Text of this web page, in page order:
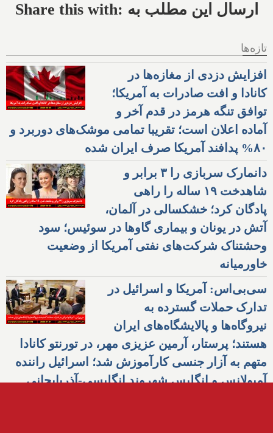
Share this with: ارسال این مطلب به
تازه‌ها
افزایش دزدی از مغازه‌ها در
کانادا و افت صادرات به آمریکا؛
توافق تنگه هرمز در قدم آخر و
آماده اعلان است؛ تقریبا تمامی موشک‌های دوربرد و
۸۰% پدافند آمریکا صرف ایران شده
دانمارک سربازی را ۳ برابر و
شاهدخت ۱۹ ساله را راهی
پادگان کرد؛ خشکسالی در آلمان،
آتش در یونان و بیماری گاوها در سوئیس؛ سود
وحشتناک شرکت‌های نفتی آمریکا از وضعیت
خاورمیانه
سی‌بی‌اس: آمریکا و اسرائیل در
تدارک حملات گسترده به
نیروگاه‌ها و پالایشگاه‌های ایران
هستند؛ پرستار، آرمین عزیزی مهر، در تورنتو کانادا
متهم به آزار جنسی کارآموزش شد؛ اسرائیل راننده
آمبولانس و انگلیس شهروند انگلیسی-آذربایجانی